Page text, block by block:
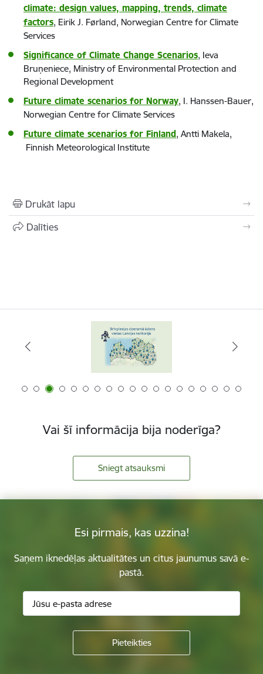
climate: design values, mapping, trends, climate
factors, Eirik J. Førland, Norwegian Centre for Climate
Services
Significance of Climate Change Scenarios, Ieva
Bruņeniece, Ministry of Environmental Protection and
Regional Development
Future climate scenarios for Norway, I. Hanssen-Bauer,
Norwegian Centre for Climate Services
Future climate scenarios for Finland, Antti Makela,
Finnish Meteorological Institute
Drukāt lapu
Dalīties
Vai šī informācija bija noderīga?
Sniegt atsauksmi
Esi pirmais, kas uzzina!
Saņem iknedēļas aktualitātes un citus jaunumus savā e-
pastā.